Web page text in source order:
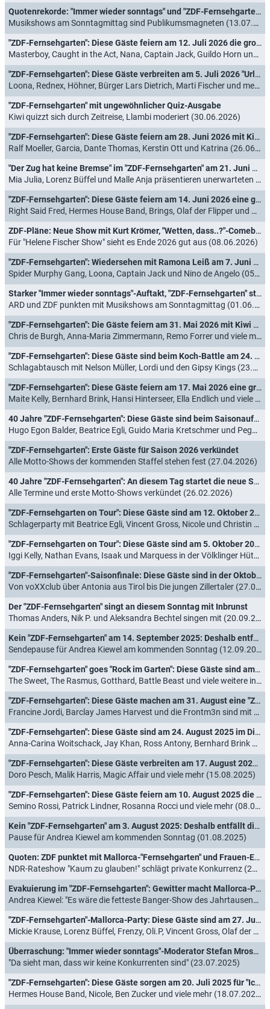
Quotenrekorde: "Immer wieder sonntags" und "ZDF-Fernsehgarten" drehen auf
Musikshows am Sonntagmittag sind Publikumsmagneten (13.07.2026)
"ZDF-Fernsehgarten": Diese Gäste feiern am 12. Juli 2026 die große "90er Party"
Masterboy, Caught in the Act, Nana, Captain Jack, Guildo Horn und "Let's Dance"-Profitänzer (10.07.2026)
"ZDF-Fernsehgarten": Diese Gäste verbreiten am 5. Juli 2026 "Urlaubs-Feeling"
Loona, Rednex, Höhner, Bürger Lars Dietrich, Marti Fischer und mehr (03.07.2026)
"ZDF-Fernsehgarten" mit ungewöhnlicher Quiz-Ausgabe
Kiwi quizzt sich durch Zeitreise, Llambi moderiert (30.06.2026)
"ZDF-Fernsehgarten": Diese Gäste feiern am 28. Juni 2026 mit Kiwi die große Sommerparty
Ralf Moeller, Garcia, Dante Thomas, Kerstin Ott und Katrina (26.06.2026)
"Der Zug hat keine Bremse" im "ZDF-Fernsehgarten" am 21. Juni 2026: Diese Gäste tanzen Discofox
Mia Julia, Lorenz Büffel und Malle Anja präsentieren unerwarteten WM-Hit (19.06.2026)
"ZDF-Fernsehgarten": Diese Gäste feiern am 14. Juni 2026 eine große Fußball-Party
Right Said Fred, Hermes House Band, Brings, Olaf der Flipper und mehr (12.06.2026)
ZDF-Pläne: Neue Show mit Kurt Krömer, "Wetten, dass..?"-Comeback und Entwarnung für "Fernsehgarten"-Fans
Für "Helene Fischer Show" sieht es Ende 2026 gut aus (08.06.2026)
"ZDF-Fernsehgarten": Wiedersehen mit Ramona Leiß am 7. Juni 2026 im Vier-Jahrzehnte-Mix
Spider Murphy Gang, Loona, Captain Jack und Nino de Angelo (05.06.2026)
Starker "Immer wieder sonntags"-Auftakt, "ZDF-Fernsehgarten" steigert sich enorm
ARD und ZDF punkten mit Musikshows am Sonntagmittag (01.06.2026)
"ZDF-Fernsehgarten": Die Gäste feiern am 31. Mai 2026 mit Kiwi eine Bingo-Party
Chris de Burgh, Anna-Maria Zimmermann, Remo Forrer und viele mehr (29.05.2026)
"ZDF-Fernsehgarten": Diese Gäste sind beim Koch-Battle am 24. Mai 2026 dabei
Schlagabtausch mit Nelson Müller, Lordi und den Gipsy Kings (23.05.2026)
"ZDF-Fernsehgarten": Diese Gäste feiern am 17. Mai 2026 eine große "Schlagerparty"
Maite Kelly, Bernhard Brink, Hansi Hinterseer, Ella Endlich und viele mehr (13.05.2026)
40 Jahre "ZDF-Fernsehgarten": Diese Gäste sind beim Saisonauftakt am 10. Mai 2026 dabei
Hugo Egon Balder, Beatrice Egli, Guido Maria Kretschmer und Peggy March gratulieren zum Jubiläum (07.05.2026)
"ZDF-Fernsehgarten": Erste Gäste für Saison 2026 verkündet
Alle Motto-Shows der kommenden Staffel stehen fest (27.04.2026)
40 Jahre "ZDF-Fernsehgarten": An diesem Tag startet die neue Saison 2026
Alle Termine und erste Motto-Shows verkündet (26.02.2026)
"ZDF-Fernsehgarten on Tour": Diese Gäste sind am 12. Oktober 2025 in der letzten Ausgabe des Jahres dabei
Schlagerparty mit Beatrice Egli, Vincent Gross, Nicole und Christin Stark (10.10.2025)
"ZDF-Fernsehgarten on Tour": Diese Gäste sind am 5. Oktober 2025 mit Andrea Kiewel im Saarland
Iggi Kelly, Nathan Evans, Isaak und Marquess in der Völklinger Hütte (03.10.2025)
"ZDF-Fernsehgarten"-Saisonfinale: Diese Gäste sind in der Oktoberfest-Ausgabe am 28. September 2025 dabei
Von voXXclub über Antonia aus Tirol bis Die jungen Zillertaler (27.09.2025)
Der "ZDF-Fernsehgarten" singt an diesem Sonntag mit Inbrunst
Thomas Anders, Nik P. und Aleksandra Bechtel singen mit (20.09.2025)
Kein "ZDF-Fernsehgarten" am 14. September 2025: Deshalb entfällt die Sendung
Sendepause für Andrea Kiewel am kommenden Sonntag (12.09.2025)
"ZDF-Fernsehgarten" goes "Rock im Garten": Diese Gäste sind am 7. September 2025 dabei
The Sweet, The Rasmus, Gotthard, Battle Beast und viele weitere internationale Rockbands (05.09.2025)
"ZDF-Fernsehgarten": Diese Gäste machen am 31. August eine "Zeitreise"
Francine Jordi, Barclay James Harvest und die Frontm3n sind mit dabei (29.08.2025)
"ZDF-Fernsehgarten": Diese Gäste sind am 24. August 2025 im Discofox-Fieber
Anna-Carina Woitschack, Jay Khan, Ross Antony, Bernhard Brink und die Amigos (22.08.2025)
"ZDF-Fernsehgarten": Diese Gäste verbreiten am 17. August 2025 "Miami Vibes"
Doro Pesch, Malik Harris, Magic Affair und viele mehr (15.08.2025)
"ZDF-Fernsehgarten": Diese Gäste feiern am 10. August 2025 die große Schlagerparty
Semino Rossi, Patrick Lindner, Rosanna Rocci und viele mehr (08.08.2025)
Kein "ZDF-Fernsehgarten" am 3. August 2025: Deshalb entfällt die Sendung
Pause für Andrea Kiewel am kommenden Sonntag (01.08.2025)
Quoten: ZDF punktet mit Mallorca-"Fernsehgarten" und Frauen-EM-Finale
NDR-Rateshow "Kaum zu glauben!" schlägt private Konkurrenz (28.07.2025)
Evakuierung im "ZDF-Fernsehgarten": Gewitter macht Mallorca-Party nass
Andrea Kiewel: "Es wäre die fetteste Banger-Show des Jahrtausends geworden!" (27.07.2025)
"ZDF-Fernsehgarten"-Mallorca-Party: Diese Gäste sind am 27. Juli 2025 dabei
Mickie Krause, Lorenz Büffel, Frenzy, Oli.P, Vincent Gross, Olaf der Flipper und viele mehr (25.07.2025)
Überraschung: "Immer wieder sonntags"-Moderator Stefan Mross besucht "ZDF-Fernsehgarten"
"Da sieht man, dass wir keine Konkurrenten sind" (23.07.2025)
"ZDF-Fernsehgarten": Diese Gäste sorgen am 20. Juli 2025 für "Ice Ice Baby"
Hermes House Band, Nicole, Ben Zucker und viele mehr (18.07.2025)